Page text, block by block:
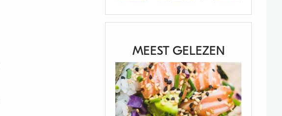
MEEST GELEZEN